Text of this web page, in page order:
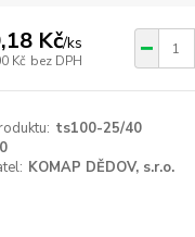
Kč/ks
Kč bez DPH
ts100-25/40
KOMAP DĚDOV, s.r.o.